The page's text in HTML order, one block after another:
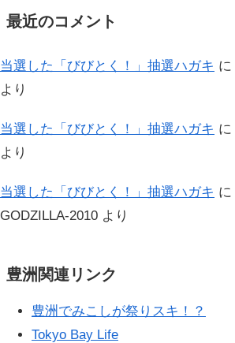
最近のコメント
当選した「びびとく！」抽選ハガキ に
より
当選した「びびとく！」抽選ハガキ に
より
当選した「びびとく！」抽選ハガキ に
GODZILLA-2010 より
豊洲関連リンク
豊洲でみこしが祭りスキ！？
Tokyo Bay Life